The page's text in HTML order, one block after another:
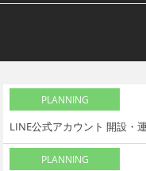
PLANNING
LINE公式アカウント 開設・
PLANNING